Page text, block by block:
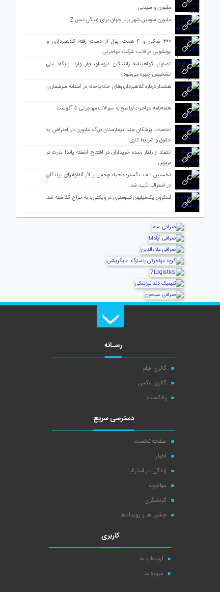
ملبورن و سیدنی
ملبورن سومین شهر برتر جهان برای زندگی نسل Z
۳۰۰ شاکی و ۴ همت پول از دست رفته؛ کلاهبرداری و
پولشویی در قالب شرکت مهاجرتی
تصاویر گواهینامه رانندگان نیوساوت‌ولز وارد پایگاه ملی
تشخیص چهره می‌شود
هشدار درباره کلاهبرداری‌های خانه‌به‌خانه در آستانه سرشماری
هفته‌نامه مهاجرت/پاسخ به سوالات مهاجرتی ۵ آگوست
اعتصاب پزشکان چند بیمارستان بزرگ ملبورن در اعتراض به
حقوق و شرایط کاری
انتقاد از رفتار زننده خریداران در افتتاح آشفته پاندا مارت در
بریزبن
نخستین تلفات گسترده حیات‌وحش بر اثر آنفلوانزای پرندگان
در استرالیا تأیید شد
لندکروزر یک‌میلیون کیلومتری در ویکتوریا به حراج گذاشته شد
رسـانه
گالری فیلم
گالری عکس
پادکست
دسترسی سریع
صفحه نخست
اخبار
زندگی در استرالیا
مهاجرت
گردشگری
جشن ها و رویدادها
کاربری
ارتباط با ما
درباره ما